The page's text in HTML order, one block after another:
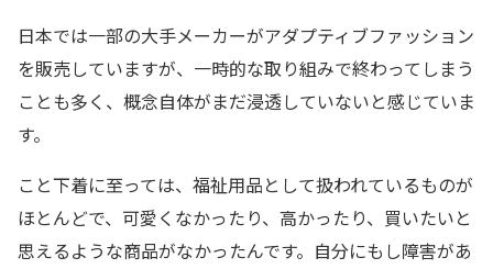
日本では一部の大手メーカーがアダプティブファッション
を販売していますが、一時的な取り組みで終わってしまう
ことも多く、概念自体がまだ浸透していないと感じていま
す。
こと下着に至っては、福祉用品として扱われているものが
ほとんどで、可愛くなかったり、高かったり、買いたいと
思えるような商品がなかったんです。自分にもし障害があ